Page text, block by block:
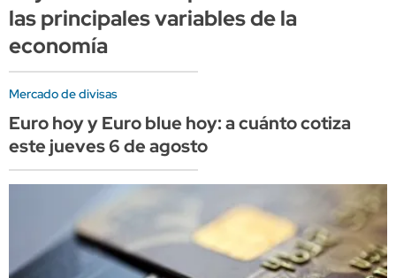
las principales variables de la
economía
Mercado de divisas
Euro hoy y Euro blue hoy: a cuánto cotiza
este jueves 6 de agosto